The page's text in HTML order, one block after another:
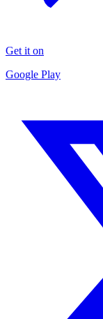
Get it on
Google Play